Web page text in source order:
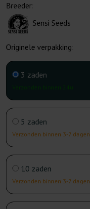
Breeder:
Sensi Seeds
Originele verpakking:
3 zaden
5 zaden
Verzonden binnen 3-7 dagen
10 zaden
Verzonden binnen 3-7 dagen